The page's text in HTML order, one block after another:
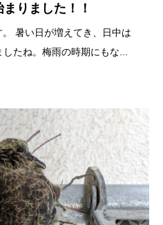
りました！！
暑い日が増えてき、日中は
たね。梅雨の時期にもな...